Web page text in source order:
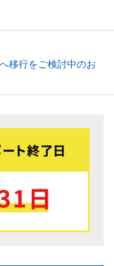
移行をご検討中のお